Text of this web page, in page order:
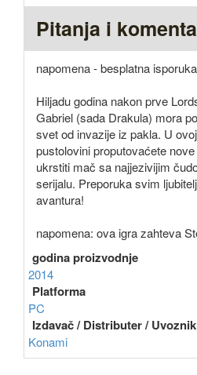
Pitanja i
napomena - besplatna
Hiljadu godina nakon prve
Gabriel (sada Drakula) mora
svet od invazije iz pakla. U
pustolovini proputovaćete
ukrstiti mač sa najjezivijim
serijalu. Preporuka svim
avantura!
napomena: ova igra zahteva
godina proizvodnje
2014
Platforma
PC
Izdavač / Distributer / Uvoznik
Konami